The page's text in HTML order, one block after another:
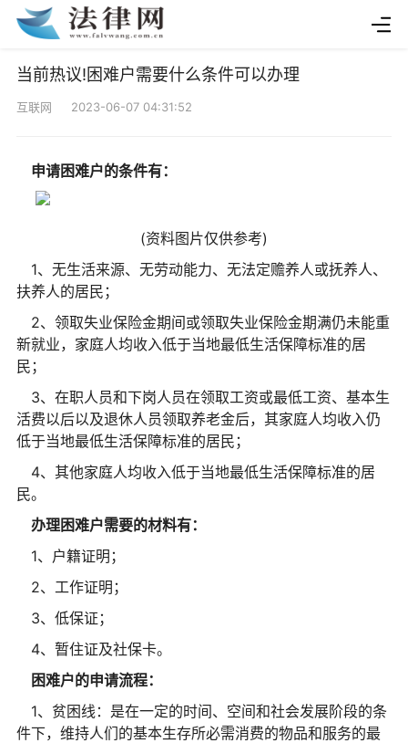
当前热议!困难户需要什么条件可以办理
互联网 2023-06-07 04:31:52
申请困难户的条件有：
(资料图片仅供参考)
1、无生活来源、无劳动能力、无法定赡养人或抚养人、
扶养人的居民；
2、领取失业保险金期间或领取失业保险金期满仍未能重
新就业，家庭人均收入低于当地最低生活保障标准的居
民；
3、在职人员和下岗人员在领取工资或最低工资、基本生
活费以后以及退休人员领取养老金后，其家庭人均收入仍
低于当地最低生活保障标准的居民；
4、其他家庭人均收入低于当地最低生活保障标准的居
民。
办理困难户需要的材料有：
1、户籍证明；
2、工作证明；
3、低保证；
4、暂住证及社保卡。
困难户的申请流程：
1、贫困线：是在一定的时间、空间和社会发展阶段的条
件下，维持人们的基本生存所必需消费的物品和服务的最